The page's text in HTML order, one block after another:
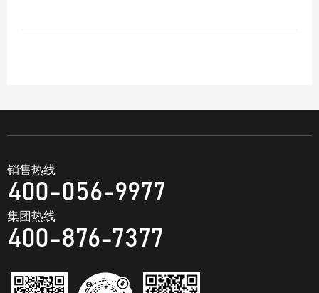
销售热线
400-056-9977
集团热线
400-876-7377